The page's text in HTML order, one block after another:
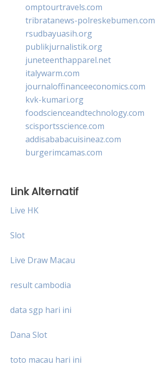
omptourtravels.com
tribratanews-polreskebumen.com
rsudbayuasih.org
publikjurnalistik.org
juneteenthapparel.net
italywarm.com
journaloffinanceeconomics.com
kvk-kumari.org
foodscienceandtechnology.com
scisportsscience.com
addisababacuisineaz.com
burgerimcamas.com
Link Alternatif
Live HK
Slot
Live Draw Macau
result cambodia
data sgp hari ini
Dana Slot
toto macau hari ini